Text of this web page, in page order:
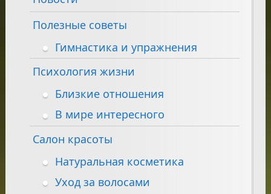
Полезные советы
Гимнастика и упражнения
Психология жизни
Близкие отношения
В мире интересного
Салон красоты
Натуральная косметика
Уход за волосами